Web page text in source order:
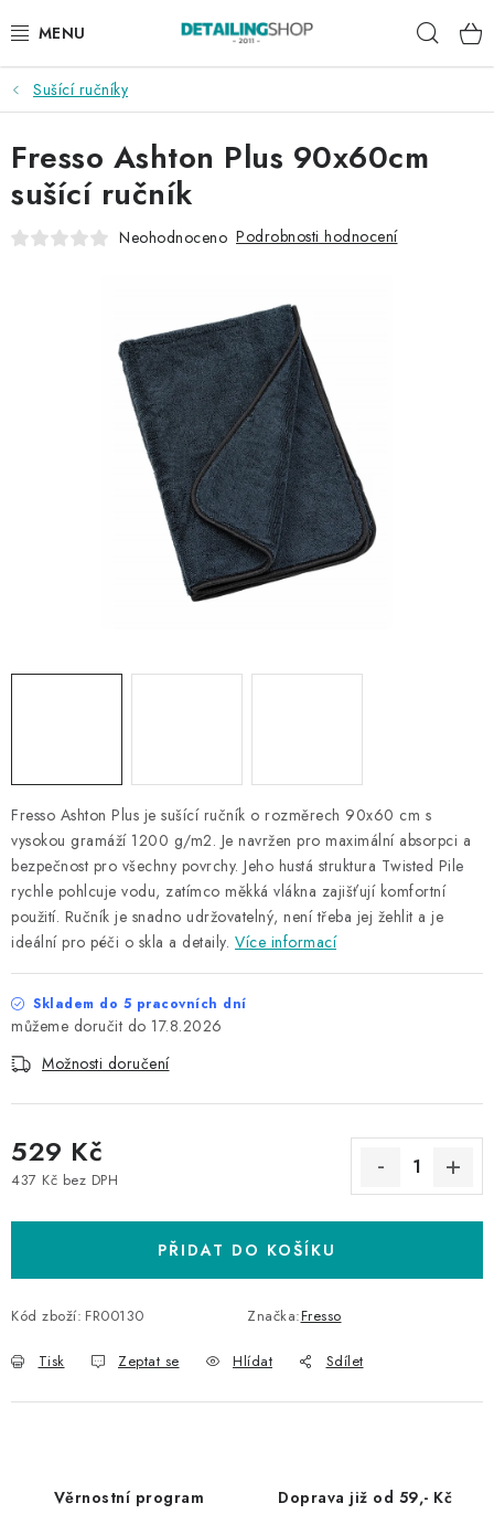
na
AKCE
NOVINKY
EXTERIÉR
DÁRKOVÉ SADY A POUKAZY
BYDLENÍ
Sušící ručníky
Fresso Ashton Plus je sušící ručník o rozměrech 90x60 cm s
vysokou gramáží 1200 g/m2. Je navržen pro maximální absorpci a
bezpečnost pro všechny povrchy. Jeho hustá struktura Twisted Pile
rychle pohlcuje vodu, zatímco měkká vlákna zajišťují komfortní
použití. Ručník je snadno udržovatelný, není třeba jej žehlit a je
ideální pro péči o skla a detaily. Více informací
Skladem do 5 pracovních dní
17.8.2026
Možnosti doručení
529 Kč
437 Kč bez DPH
PŘIDAT DO KOŠÍKU
Kód zboží: FR00130 Značka:Fresso
Tisk Zeptat se Hlídat Sdílet
Fresso Ashton Plus 90x60cm
sušící ručník
Neohodnoceno Podrobnosti hodnocení
Věrnostní program Doprava již od 59,- Kč